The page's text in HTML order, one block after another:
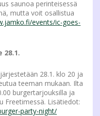
saunoa perinteisessä
mutta voit osallistua
events/ic-goes-
28.1.
28.1. klo 20 ja
teeman mukaan. Ilta
burgertarjouksilla ja
Freetimessä. Lisätiedot:
party-night/